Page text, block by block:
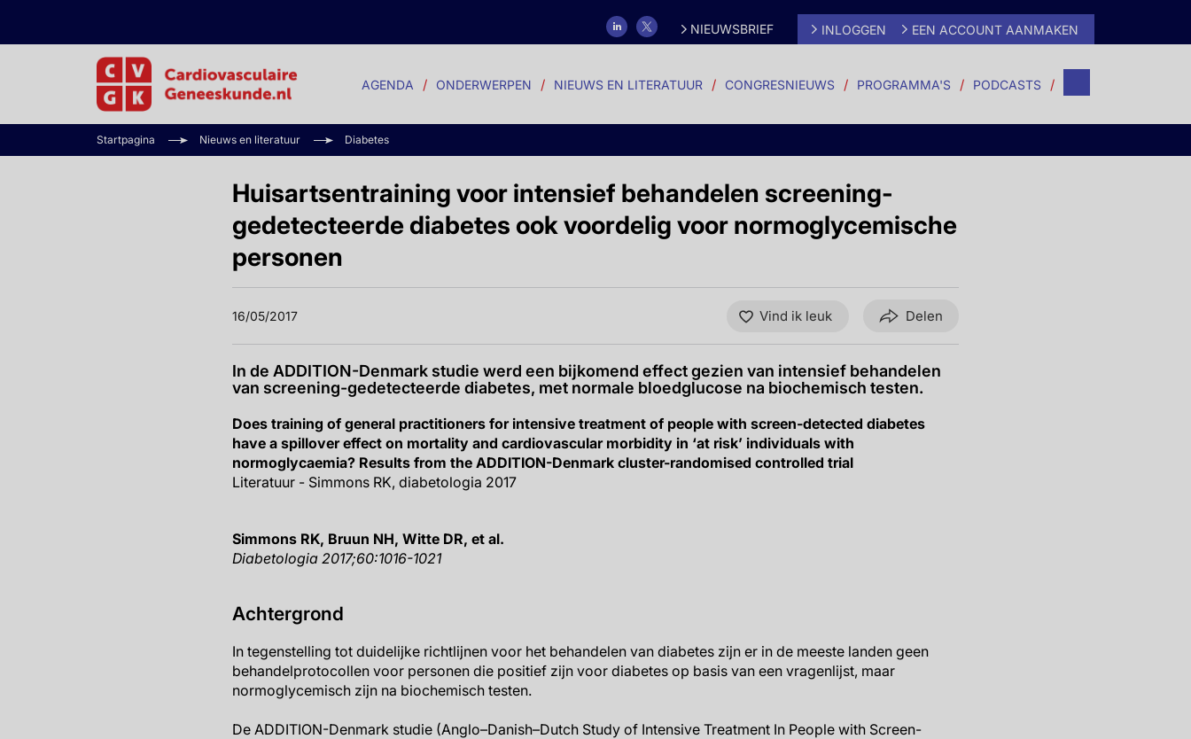
NIEUWSBRIEF INLOGGEN EEN ACCOUNT AANMAKEN
AGENDA ONDERWERPEN NIEUWS EN LITERATUUR CONGRESNIEUWS PROGRAMMA'S PODCASTS
Startpagina Nieuws en literatuur Diabetes
Huisartsentraining voor intensief behandelen screening-
gedetecteerde diabetes ook voordelig voor normoglycemische
personen
16/05/2017 Vind ik leuk Delen
In de ADDITION-Denmark studie werd een bijkomend effect gezien van intensief behandelen
van screening-gedetecteerde diabetes, met normale bloedglucose na biochemisch testen.
Does training of general practitioners for intensive treatment of people with screen-detected diabetes
have a spillover effect on mortality and cardiovascular morbidity in ‘at risk’ individuals with
normoglycaemia? Results from the ADDITION-Denmark cluster-randomised controlled trial
Literatuur - Simmons RK, diabetologia 2017
Simmons RK, Bruun NH, Witte DR, et al.
Diabetologia 2017;60:1016-1021
Achtergrond
In tegenstelling tot duidelijke richtlijnen voor het behandelen van diabetes zijn er in de meeste landen geen
behandelprotocollen voor personen die positief zijn voor diabetes op basis van een vragenlijst, maar
normoglycemisch zijn na biochemisch testen.
De ADDITION-Denmark studie (Anglo–Danish–Dutch Study of Intensive Treatment In People with Screen-